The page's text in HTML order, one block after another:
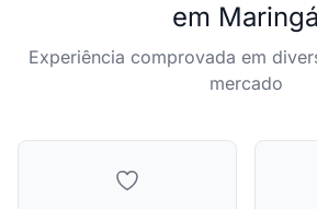
em Maringá
Experiência comprovada em
mercado